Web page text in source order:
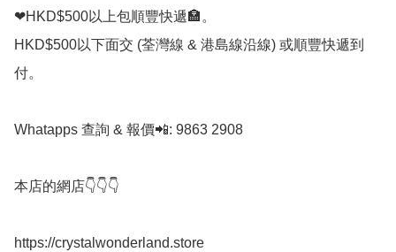
❤HKD$500以上包順豐快遞🏣。
HKD$500以下面交 (荃灣線 & 港島線沿線) 或順豐快遞到
付。
Whatapps 查詢 & 報價📲: 9863 2908
本店的網店👇👇👇
https://crystalwonderland.store